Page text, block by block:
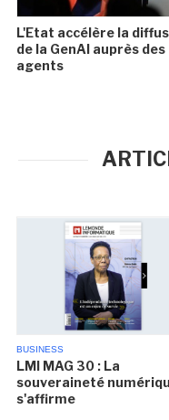
L'Etat accélère la
de la GenAI auprès des
agents
BUSINESS
LMI MAG 30 : La
souveraineté
s'affirme